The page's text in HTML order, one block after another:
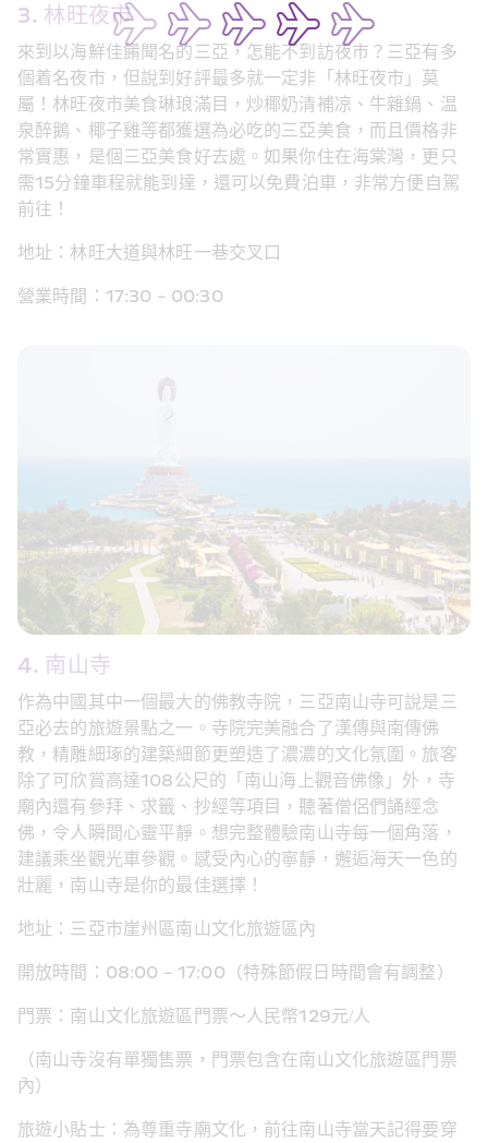
3. 林旺夜市
來到以海鮮佳餚聞名的三亞，怎能不到訪夜市？三亞有多
個着名夜市，但說到好評最多就一定非「林旺夜市」莫
屬！林旺夜市美食琳琅滿目，炒椰奶清補凉、牛雜鍋、温
泉醉鵝、椰子雞等都獲選為必吃的三亞美食，而且價格非
常實惠，是個三亞美食好去處。如果你住在海棠灣，更只
需15分鐘車程就能到達，還可以免費泊車，非常方便自駕
前往！
地址：林旺大道與林旺一巷交叉口
營業時間：17:30 - 00:30
4. 南山寺
作為中國其中一個最大的佛教寺院，三亞南山寺可說是三
亞必去的旅遊景點之一。寺院完美融合了漢傳與南傳佛
教，精雕細琢的建築細節更塑造了濃濃的文化氛圍。旅客
除了可欣賞高達108公尺的「南山海上觀音佛像」外，寺
廟內還有參拜、求籤、抄經等項目，聽著僧侶們誦經念
佛，令人瞬間心靈平靜。想完整體驗南山寺每一個角落，
建議乘坐觀光車參觀。感受內心的寧靜，邂逅海天一色的
壯麗，南山寺是你的最佳選擇！
地址：三亞市崖州區南山文化旅遊區內
開放時間：08:00 - 17:00（特殊節假日時間會有調整）
門票：南山文化旅遊區門票～人民幣129元/人
（南山寺沒有單獨售票，門票包含在南山文化旅遊區門票
內）
旅遊小貼士：為尊重寺廟文化，前往南山寺當天記得要穿